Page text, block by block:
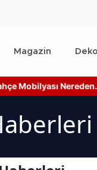
Magazin
Mobilyası Nereden
Kumaş Türleri